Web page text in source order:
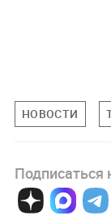
НОВОСТИ
Подписаться